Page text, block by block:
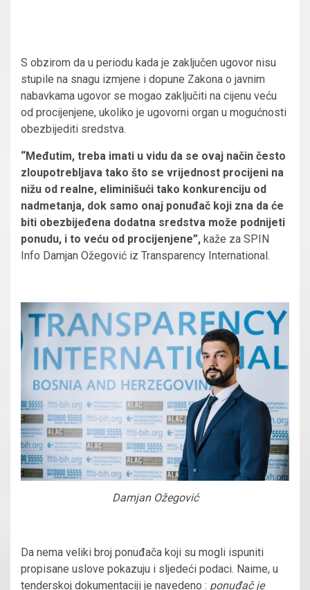
S obzirom da u periodu kada je zaključen ugovor nisu
stupile na snagu izmjene i dopune Zakona o javnim
nabavkama ugovor se mogao zaključiti na cijenu veću
od procijenjene, ukoliko je ugovorni organ u mogućnosti
obezbijediti sredstva.
“Međutim, treba imati u vidu da se ovaj način često
zloupotrebljava tako što se vrijednost procijeni na
nižu od realne, eliminišući tako konkurenciju od
nadmetanja, dok samo onaj ponuđač koji zna da će
biti obezbijeđena dodatna sredstva može podnijeti
ponudu, i to veću od procijenjene”, kaže za SPIN
Info Damjan Ožegović iz Transparency International.
Damjan Ožegović
Da nema veliki broj ponuđača koji su mogli ispuniti
propisane uslove pokazuju i sljedeći podaci. Naime, u
tenderskoj dokumentaciji je navedeno : ponuđač je